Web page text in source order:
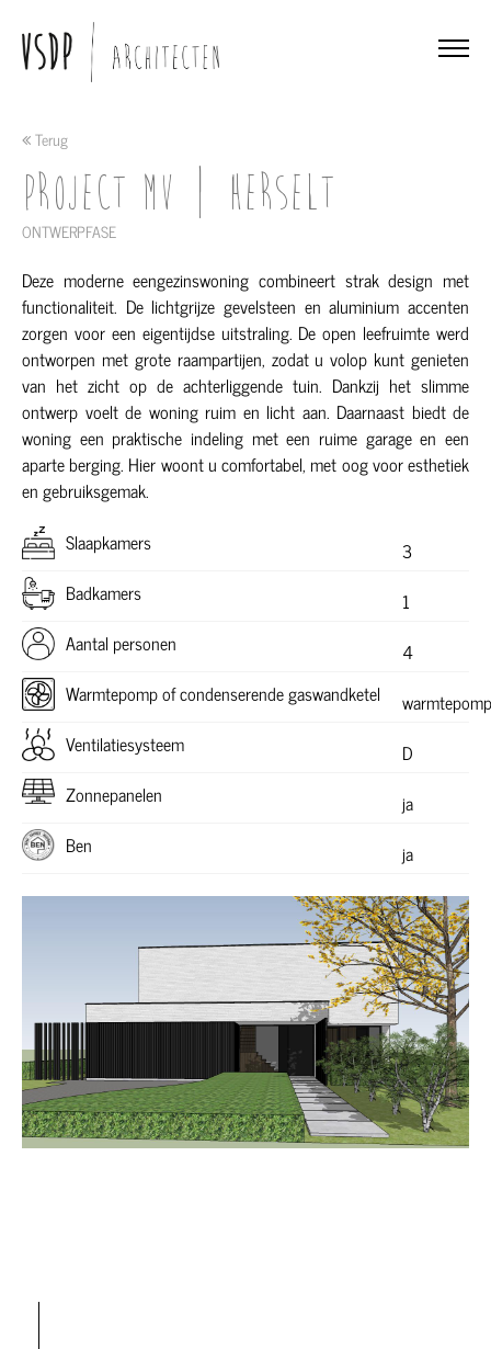
Terug
Project MV | HERSELT
ONTWERPFASE
Deze moderne eengezinswoning combineert strak design met
functionaliteit. De lichtgrijze gevelsteen en aluminium accenten
zorgen voor een eigentijdse uitstraling. De open leefruimte werd
ontworpen met grote raampartijen, zodat u volop kunt genieten
van het zicht op de achterliggende tuin. Dankzij het slimme
ontwerp voelt de woning ruim en licht aan. Daarnaast biedt de
woning een praktische indeling met een ruime garage en een
aparte berging. Hier woont u comfortabel, met oog voor esthetiek
en gebruiksgemak.
Slaapkamers
3
Badkamers
1
Aantal personen
4
Warmtepomp of condenserende gaswandketel
warmtepomp
Ventilatiesysteem
D
Zonnepanelen
ja
Ben
ja